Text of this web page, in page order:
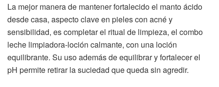
La mejor manera de mantener fortalecido el manto ácido
desde casa, aspecto clave en pieles con acné y
sensibilidad, es completar el ritual de limpieza, el combo
leche limpiadora-loción calmante, con una loción
equilibrante. Su uso además de equilibrar y fortalecer el
pH permite retirar la suciedad que queda sin agredir.